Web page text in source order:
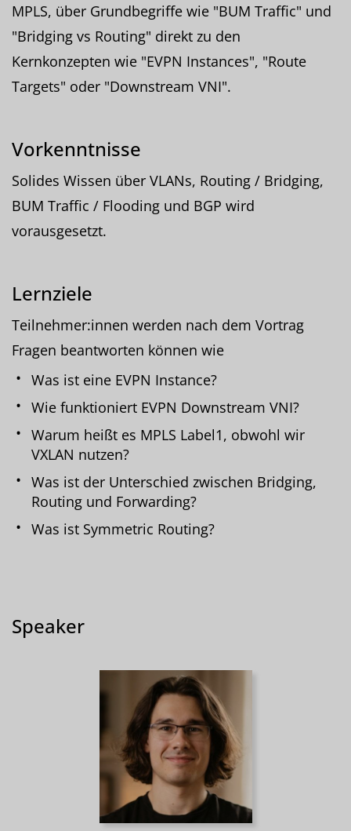
MPLS, über Grundbegriffe wie "BUM Traffic" und
"Bridging vs Routing" direkt zu den
Kernkonzepten wie "EVPN Instances", "Route
Targets" oder "Downstream VNI".
Vorkenntnisse
Solides Wissen über VLANs, Routing / Bridging,
BUM Traffic / Flooding und BGP wird
vorausgesetzt.
Lernziele
Teilnehmer:innen werden nach dem Vortrag
Fragen beantworten können wie
Was ist eine EVPN Instance?
Wie funktioniert EVPN Downstream VNI?
Warum heißt es MPLS Label1, obwohl wir
VXLAN nutzen?
Was ist der Unterschied zwischen Bridging,
Routing und Forwarding?
Was ist Symmetric Routing?
Speaker